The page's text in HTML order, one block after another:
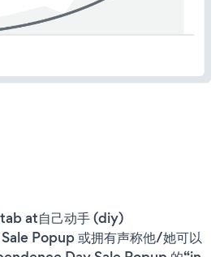
at自己动手 (diy)
Popup 或拥有声称他/她可以